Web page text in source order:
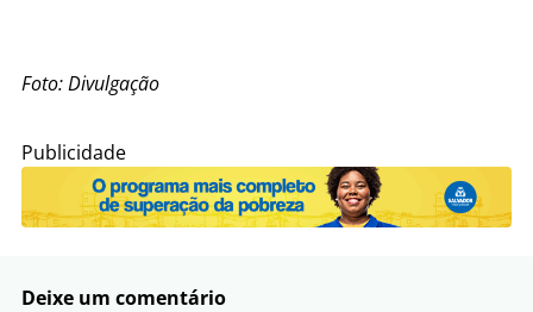
Foto: Divulgação
Publicidade
Deixe um comentário